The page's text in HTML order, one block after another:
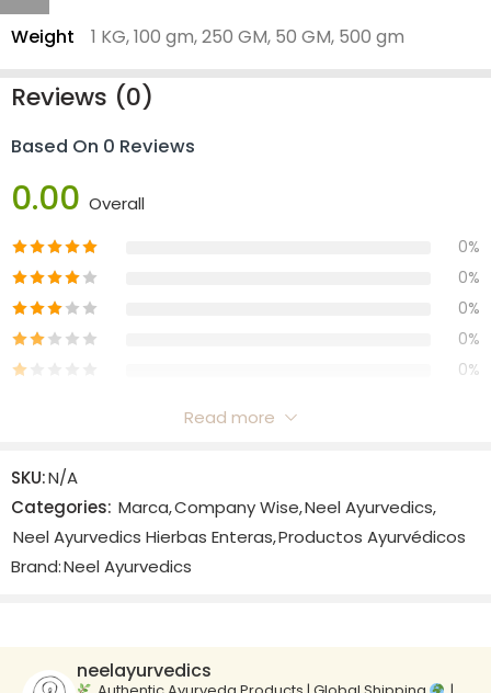
Weight 1 KG, 100 gm, 250 GM, 50 GM, 500 gm
Reviews (0)
Based On 0 Reviews
0.00 Overall
0%
0%
0%
0%
0%
There are no reviews yet.
Read more
SKU:N/A
Categories: Marca,Company Wise,Neel Ayurvedics,
Neel Ayurvedics Hierbas Enteras,Productos Ayurvédicos
Brand:Neel Ayurvedics
neelayurvedics